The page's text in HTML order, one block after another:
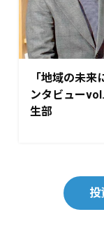
「地域の未
ンタビュー
生部
投